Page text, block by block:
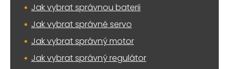
Jak vybrat správnou baterii
Jak vybrat správné servo
Jak vybrat správný motor
Jak vybrat správný regulátor